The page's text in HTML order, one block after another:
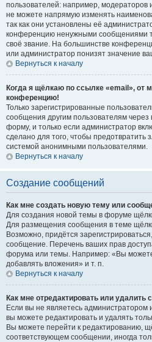
пользователей: например,
не можете напрямую изменять
так как они установлены её
конференцию ненужными сообщениями
своё звание. На большинстве
или администратор понизят значение
Вернуться к началу
Когда я щёлкаю по ссылке «email», от
конференцию!
Только зарегистрированные
сообщения другим пользователям
форму, и только если администратор
сделано для того, чтобы предотвратить
системой анонимными пользователями.
Вернуться к началу
Создание сообщений
Как мне создать новую тему или
Для создания новой темы в форуме
Для размещения сообщения в теме
Возможно, придётся
сообщение. Перечень ваших прав
форума или темы. Например: «Вы
добавлять вложения» и т. п.
Вернуться к началу
Как мне отредактировать или удалить
Если вы не являетесь
вы можете редактировать и удалять
Вы можете перейти к редактированию,
соответствующем сообщении, иногда